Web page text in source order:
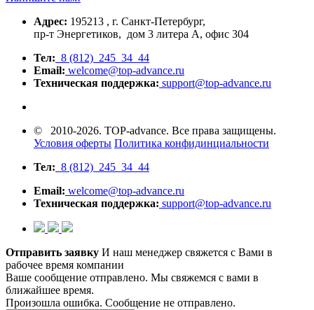
Адрес: 195213 , г. Санкт-Петербург,
пр-т Энергетиков, дом 3 литера А, офис 304
Тел: 8 (812) 245 34 44
Email: welcome@top-advance.ru
Техническая поддержка: support@top-advance.ru
© 2010-2026. TOP-advance. Все права защищены.
Условия оферты Политика конфидинциальности
Тел: 8 (812) 245 34 44
Email: welcome@top-advance.ru
Техническая поддержка: support@top-advance.ru
Отправить заявку И наш менеджер свяжется с Вами в
рабочее время компании
Ваше сообщение отправлено. Мы свяжемся с вами в
ближайшее время.
Произошла ошибка. Сообщение не отправлено.